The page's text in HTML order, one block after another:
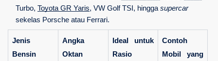
Turbo, Toyota GR Yaris, VW Golf TSI, hingga supercar
sekelas Porsche atau Ferrari.
Jenis
Bensin
Angka
Oktan
Ideal untuk
Rasio
Contoh
Mobil yang